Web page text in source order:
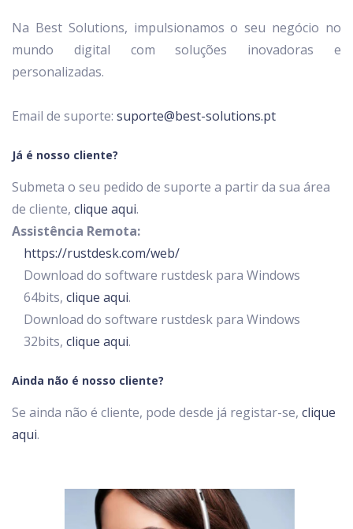
Na Best Solutions, impulsionamos o seu negócio no
mundo digital com soluções inovadoras e
personalizadas.
Email de suporte: suporte@best-solutions.pt
Já é nosso cliente?
Submeta o seu pedido de suporte a partir da sua área
de cliente, clique aqui.
Assistência Remota:
https://rustdesk.com/web/
Download do software rustdesk para Windows
64bits, clique aqui.
Download do software rustdesk para Windows
32bits, clique aqui.
Ainda não é nosso cliente?
Se ainda não é cliente, pode desde já registar-se, clique
aqui.